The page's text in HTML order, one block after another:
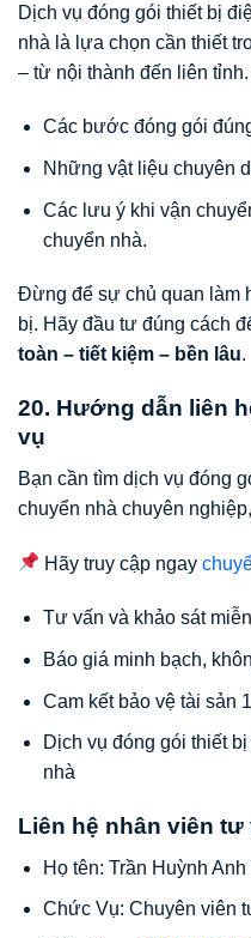
Dịch vụ đóng gói thiết bị
nhà là lựa chọn cần thiết
– từ nội thành đến liên
Các bước đóng gói
Những vật liệu chuyên
Các lưu ý khi vận
chuyển nhà.
Đừng để sự chủ quan làm
bị. Hãy đầu tư đúng cách
toàn – tiết kiệm – bền lâu.
20. Hướng dẫn liên
vụ
Bạn cần tìm dịch vụ đóng
chuyển nhà chuyên
Hãy truy cập ngay
Tư vấn và khảo sát
Báo giá minh bạch,
Cam kết bảo vệ tài sản
Dịch vụ đóng gói thiết
nhà
Liên hệ nhân viên tư
Họ tên: Trần Huỳnh
Chức Vụ: Chuyên viên